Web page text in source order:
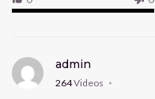
admin
264Videos